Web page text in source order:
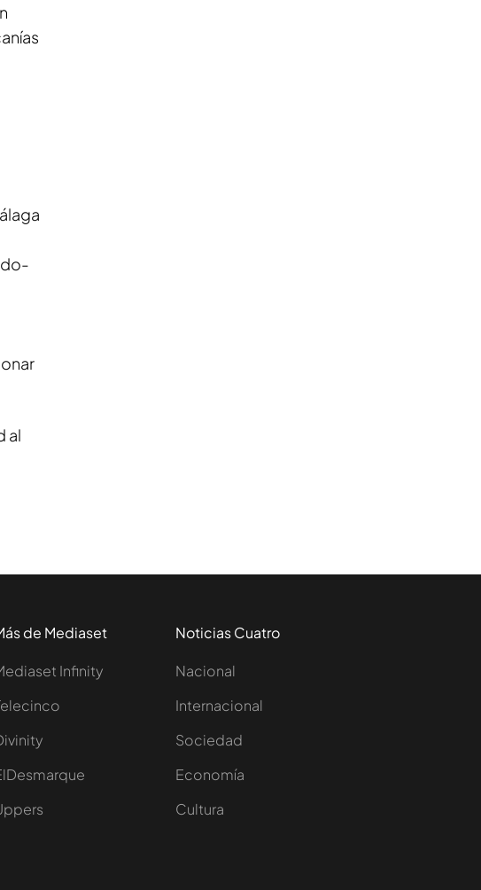
al
de Mediaset
Infinity
Noticias Cuatro
Nacional
Internacional
Sociedad
Economía
Cultura